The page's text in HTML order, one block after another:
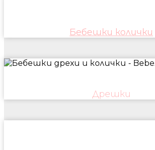
Бебешки колички
Дрешки